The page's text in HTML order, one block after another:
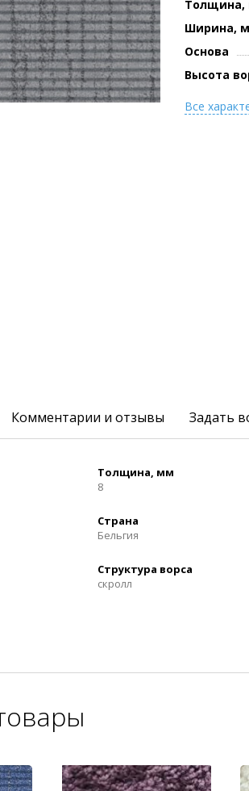
Ширина, м
Основа
Высота
Все
Комментарии и отзывы Задать
Толщина, мм
8
Страна
Бельгия
Структура ворса
скролл